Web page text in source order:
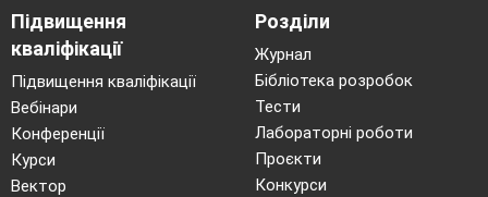
Підвищення
кваліфікації
Підвищення кваліфікації
Вебінари
Конференції
Курси
Вектор
Розділи
Журнал
Бібліотека розробок
Тести
Лабораторні роботи
Проєкти
Конкурси